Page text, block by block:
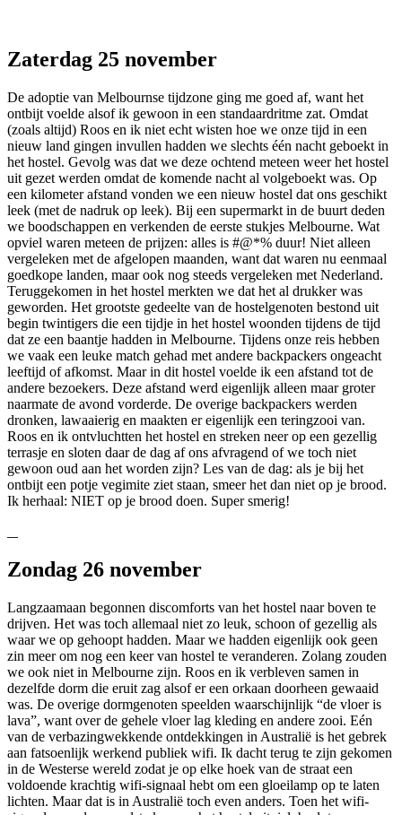
Zaterdag 25 november
De adoptie van Melbournse tijdzone ging me goed af, want het
ontbijt voelde alsof ik gewoon in een standaardritme zat. Omdat
(zoals altijd) Roos en ik niet echt wisten hoe we onze tijd in een
nieuw land gingen invullen hadden we slechts één nacht geboekt in
het hostel. Gevolg was dat we deze ochtend meteen weer het hostel
uit gezet werden omdat de komende nacht al volgeboekt was. Op
een kilometer afstand vonden we een nieuw hostel dat ons geschikt
leek (met de nadruk op leek). Bij een supermarkt in de buurt deden
we boodschappen en verkenden de eerste stukjes Melbourne. Wat
opviel waren meteen de prijzen: alles is #@*% duur! Niet alleen
vergeleken met de afgelopen maanden, want dat waren nu eenmaal
goedkope landen, maar ook nog steeds vergeleken met Nederland.
Teruggekomen in het hostel merkten we dat het al drukker was
geworden. Het grootste gedeelte van de hostelgenoten bestond uit
begin twintigers die een tijdje in het hostel woonden tijdens de tijd
dat ze een baantje hadden in Melbourne. Tijdens onze reis hebben
we vaak een leuke match gehad met andere backpackers ongeacht
leeftijd of afkomst. Maar in dit hostel voelde ik een afstand tot de
andere bezoekers. Deze afstand werd eigenlijk alleen maar groter
naarmate de avond vorderde. De overige backpackers werden
dronken, lawaaierig en maakten er eigenlijk een teringzooi van.
Roos en ik ontvluchtten het hostel en streken neer op een gezellig
terrasje en sloten daar de dag af ons afvragend of we toch niet
gewoon oud aan het worden zijn? Les van de dag: als je bij het
ontbijt een potje vegimite ziet staan, smeer het dan niet op je brood.
Ik herhaal: NIET op je brood doen. Super smerig!
Zondag 26 november
Langzaamaan begonnen discomforts van het hostel naar boven te
drijven. Het was toch allemaal niet zo leuk, schoon of gezellig als
waar we op gehoopt hadden. Maar we hadden eigenlijk ook geen
zin meer om nog een keer van hostel te veranderen. Zolang zouden
we ook niet in Melbourne zijn. Roos en ik verbleven samen in
dezelfde dorm die eruit zag alsof er een orkaan doorheen gewaaid
was. De overige dormgenoten speelden waarschijnlijk “de vloer is
lava”, want over de gehele vloer lag kleding en andere zooi. Eén
van de verbazingwekkende ontdekkingen in Australië is het gebrek
aan fatsoenlijk werkend publiek wifi. Ik dacht terug te zijn gekomen
in de Westerse wereld zodat je op elke hoek van de straat een
voldoende krachtig wifi-signaal hebt om een gloeilamp op te laten
lichten. Maar dat is in Australië toch even anders. Toen het wifi-